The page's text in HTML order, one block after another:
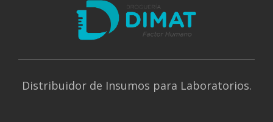
Distribuidor de Insumos para Laboratorios.